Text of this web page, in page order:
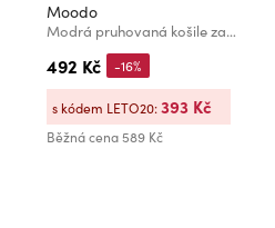
Moodo
Modrá pruhovaná košile zapínaná na knoflíky s kapsami Moodo
492 Kč
Běžná cena589 Kč
-16%
s kódem LETO20:393 Kč